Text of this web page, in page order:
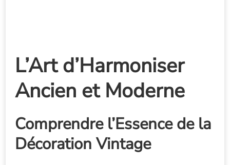
L’Art d’Harmoniser
Ancien et Moderne
Comprendre l’Essence de la
Décoration Vintage